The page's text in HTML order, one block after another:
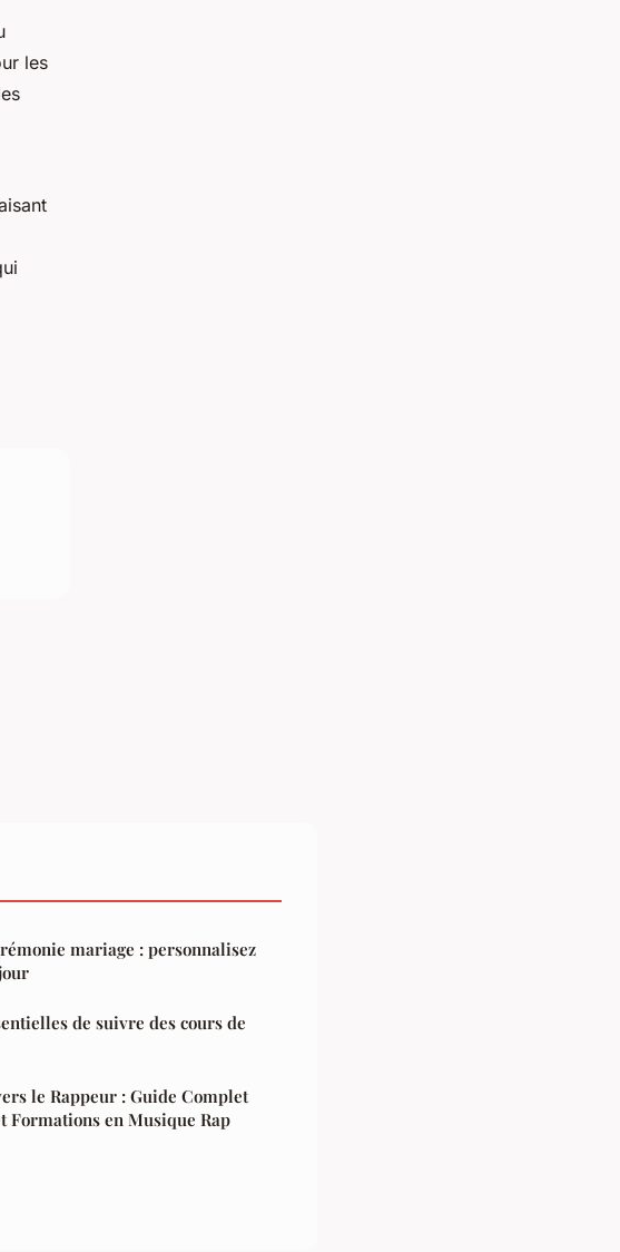
les
mariage : personnalisez
de suivre des cours de
le Rappeur : Guide Complet
Formations en Musique Rap